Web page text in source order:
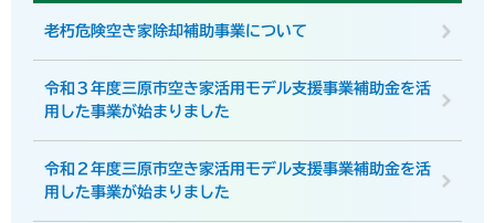
老朽危険空き家除却補助事業について
令和３年度三原市空き家活用モデル支援事業補助金を活
用した事業が始まりました
令和２年度三原市空き家活用モデル支援事業補助金を活
用した事業が始まりました